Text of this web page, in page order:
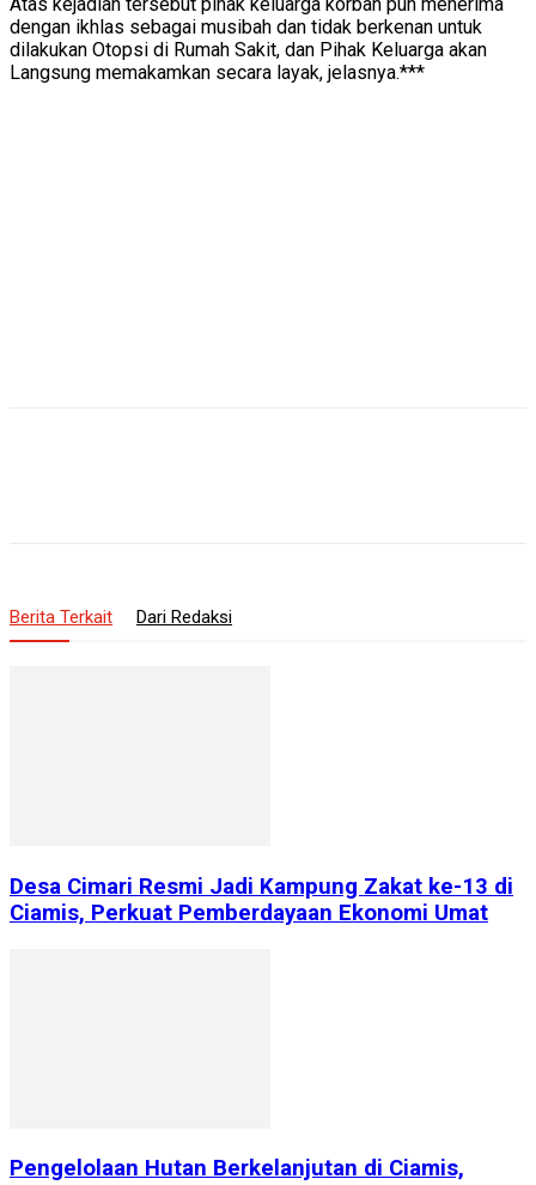
dengan ikhlas sebagai musibah dan tidak berkenan untuk
dilakukan Otopsi di Rumah Sakit, dan Pihak Keluarga akan
Langsung memakamkan secara layak, jelasnya.***
Berita Terkait Dari Redaksi
Desa Cimari Resmi Jadi Kampung Zakat ke-13 di
Ciamis, Perkuat Pemberdayaan Ekonomi Umat
Pengelolaan Hutan Berkelanjutan di Ciamis,